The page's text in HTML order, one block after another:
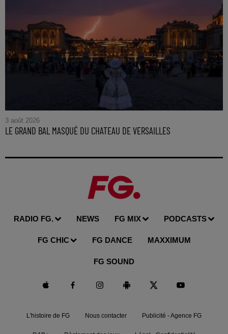
3 août 2026
LE GRAND BAL MASQUÉ DU CHATEAU DE VERSAILLES
RADIO FG. NEWS FG MIX PODCASTS
FG CHIC FG DANCE MAXXIMUM
FG SOUND
L'histoire de FG Nous contacter Publicité - Agence FG